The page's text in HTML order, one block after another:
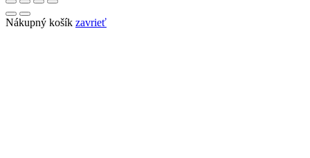
Nákupný košík zavrieť